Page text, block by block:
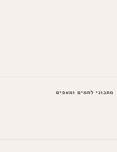
מתכוני לחמים ומאפים